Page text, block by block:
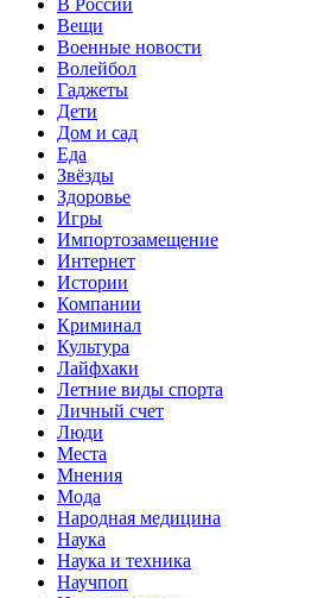
Вещи
Военные новости
Волейбол
Гаджеты
Дети
Дом и сад
Еда
Звёзды
Здоровье
Игры
Импортозамещение
Интернет
Истории
Компании
Криминал
Культура
Лайфхаки
Летние виды спорта
Личный счет
Люди
Места
Мнения
Мода
Народная медицина
Наука
Наука и техника
Научпоп